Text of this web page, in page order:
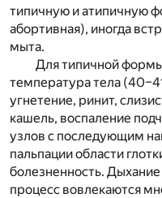
типичную и атипичную
абортивная), иногда
мыта.
Для типичной
температура тела
угнетение, ринит,
кашель, воспаление
узлов с последующим
пальпации области
болезненность.
процесс вовлекаются